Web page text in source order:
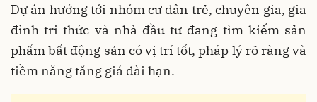
Dự án hướng tới nhóm cư dân trẻ, chuyên gia, gia
đình tri thức và nhà đầu tư đang tìm kiếm sản
phẩm bất động sản có vị trí tốt, pháp lý rõ ràng và
tiềm năng tăng giá dài hạn.